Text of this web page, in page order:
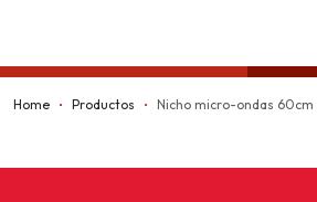
Home Productos Nicho micro-ondas 60cm